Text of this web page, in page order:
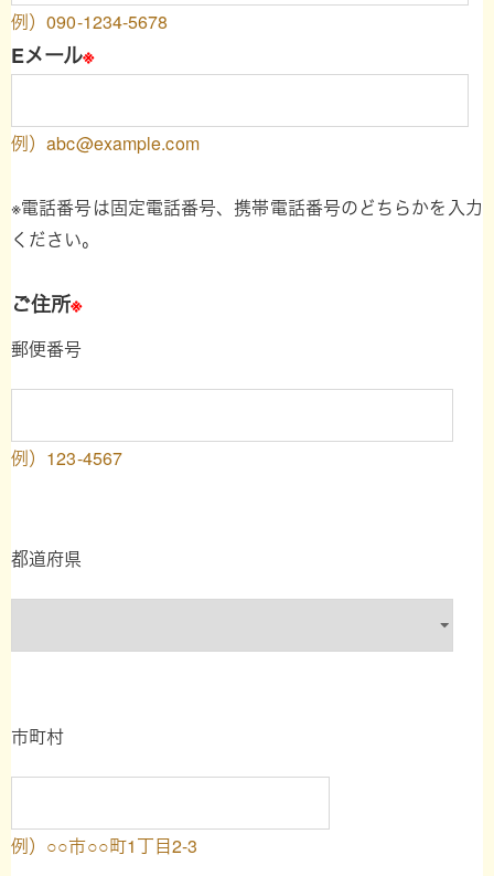
例）090-1234-5678
Eメール※
例）abc@example.com
※電話番号は固定電話番号、携帯電話番号のどちらかを入力
ください。
ご住所※
郵便番号
例）123-4567
都道府県
市町村
例）○○市○○町1丁目2-3